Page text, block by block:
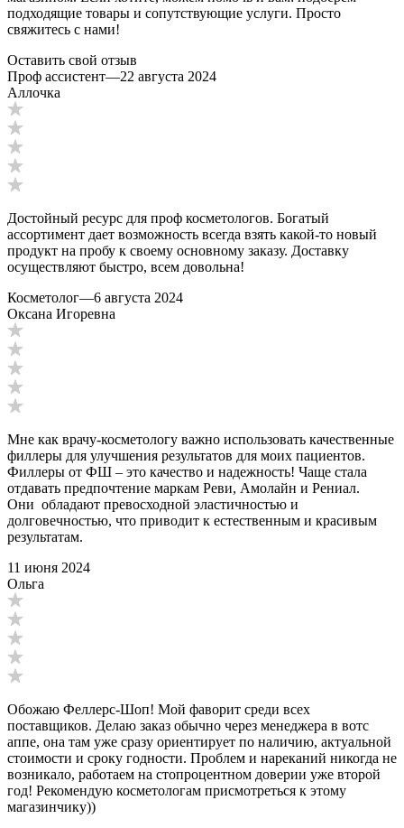
подходящие товары и сопутствующие услуги. Просто
свяжитесь с нами!
Оставить свой отзыв
Проф ассистент—22 августа 2024
Аллочка
Достойный ресурс для проф косметологов. Богатый
ассортимент дает возможность всегда взять какой-то новый
продукт на пробу к своему основному заказу. Доставку
осуществляют быстро, всем довольна!
Косметолог—6 августа 2024
Оксана Игоревна
Мне как врачу-косметологу важно использовать качественные
филлеры для улучшения результатов для моих пациентов.
Филлеры от ФШ – это качество и надежность! Чаще стала
отдавать предпочтение маркам Реви, Амолайн и Рениал.
Они обладают превосходной эластичностью и
долговечностью, что приводит к естественным и красивым
результатам.
11 июня 2024
Ольга
Обожаю Феллерс-Шоп! Мой фаворит среди всех
поставщиков. Делаю заказ обычно через менеджера в вотс
аппе, она там уже сразу ориентирует по наличию, актуальной
стоимости и сроку годности. Проблем и нареканий никогда не
возникало, работаем на стопроцентном доверии уже второй
год! Рекомендую косметологам присмотреться к этому
магазинчику))